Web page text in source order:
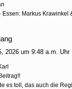
Essen: Markus Krawinkel
2026 um 9:48 a.m. Uhr
es toll, das auch die